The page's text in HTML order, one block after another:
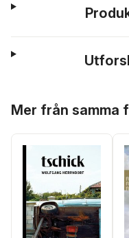
Mer från samma